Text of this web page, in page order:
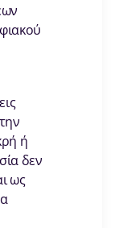
ή
δεν
ως